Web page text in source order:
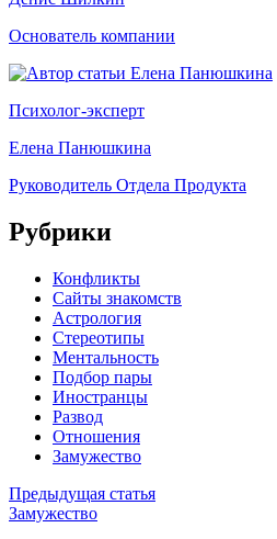
Основатель компании
Психолог-эксперт
Елена Панюшкина
Руководитель Отдела Продукта
Рубрики
Конфликты
Сайты знакомств
Астрология
Стереотипы
Ментальность
Подбор пары
Иностранцы
Развод
Отношения
Замужество
Предыдущая статья
Замужество